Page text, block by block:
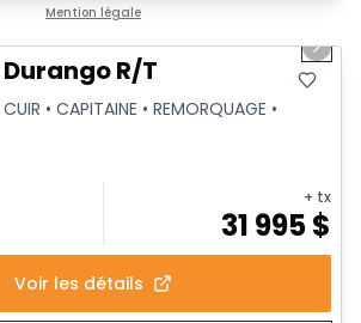
Mention légale
Next
R/T
• CAPITAINE • REMORQUAGE •
+ tx
31 995$
Voir les détails